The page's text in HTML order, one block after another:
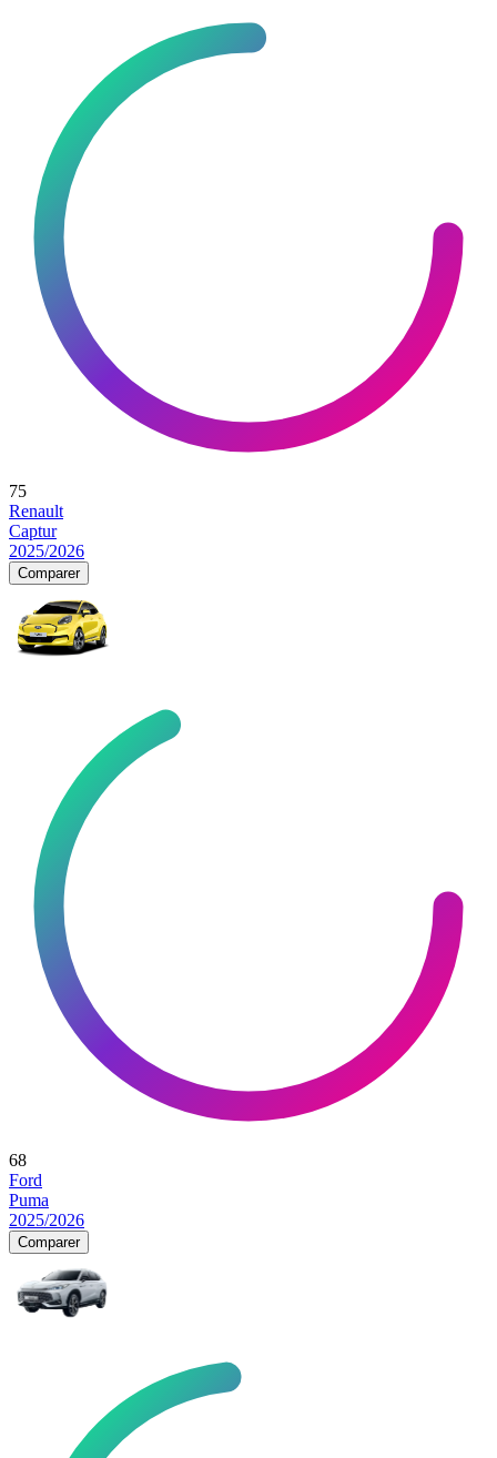
75
Renault
Captur
2025/2026
Comparer
68
Ford
Puma
2025/2026
Comparer